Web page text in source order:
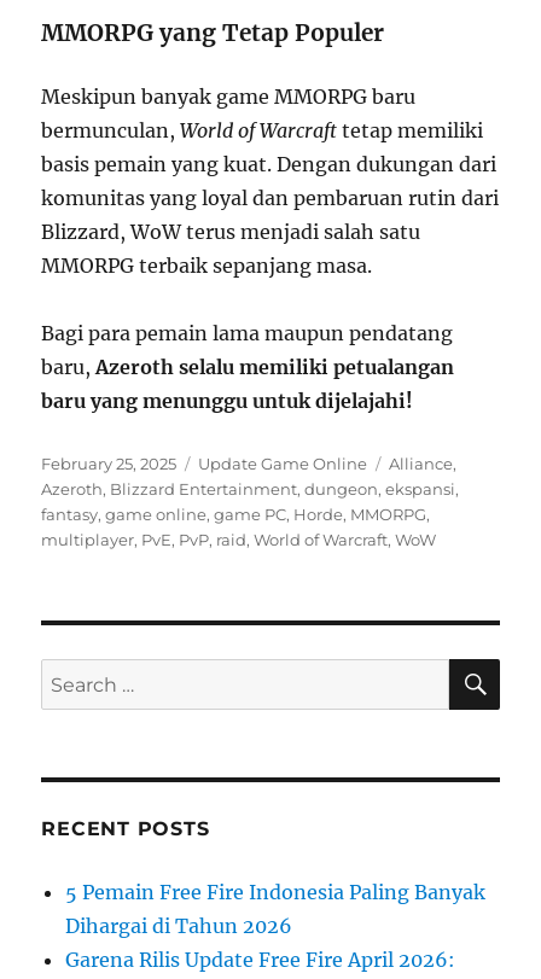
MMORPG yang Tetap Populer
Meskipun banyak game MMORPG baru
bermunculan,World of Warcraft tetap memiliki
basis pemain yang kuat. Dengan dukungan dari
komunitas yang loyal dan pembaruan rutin dari
Blizzard, WoW terus menjadi salah satu
MMORPG terbaik sepanjang masa.
Bagi para pemain lama maupun pendatang
baru,Azeroth selalu memiliki petualangan
baru yang menunggu untuk dijelajahi!
Posted
on
February 25, 2025 Categories
Update Game Online Tags
Alliance,
Azeroth, Blizzard Entertainment,dungeon,ekspansi,
fantasy,game online,game PC, Horde, MMORPG,
multiplayer, PvE, PvP, raid,World of Warcraft,WoW
Search
for:
RECENT POSTS
5 Pemain Free Fire Indonesia Paling Banyak
Dihargai di Tahun 2026
Garena Rilis Update Free Fire April 2026: